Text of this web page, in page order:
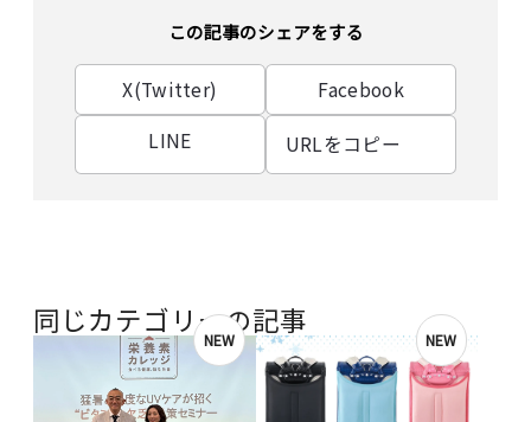
この記事のシェアをする
X(Twitter)
Facebook
LINE
URLをコピー
同じカテゴリーの記事
NEW NEW